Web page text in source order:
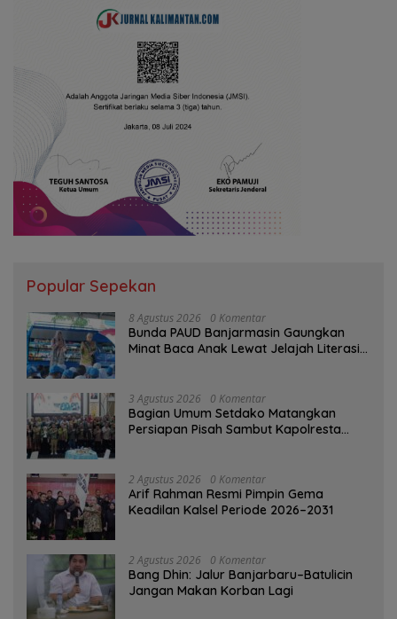
Popular Sepekan
8 Agustus 2026 0 Komentar
Bunda PAUD Banjarmasin Gaungkan
Minat Baca Anak Lewat Jelajah Literasi
3 Agustus 2026 0 Komentar
Bagian Umum Setdako Matangkan
Persiapan Pisah Sambut Kapolresta
2 Agustus 2026 0 Komentar
Arif Rahman Resmi Pimpin Gema
Keadilan Kalsel Periode 2026–2031
2 Agustus 2026 0 Komentar
Bang Dhin: Jalur Banjarbaru–Batulicin
Jangan Makan Korban Lagi